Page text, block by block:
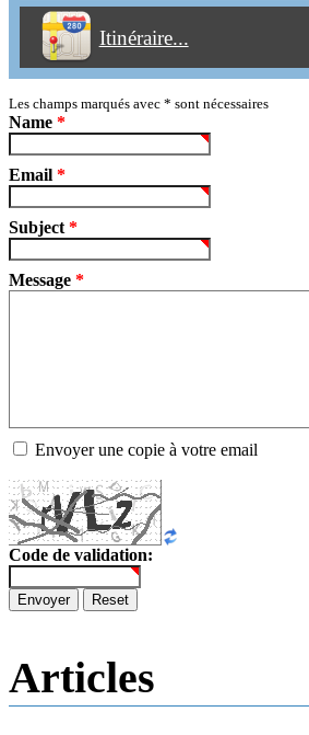
Itinéraire...
Éviter les péages
Partir! Reset
Les champs marqués avec * sont nécessaires
Name *
Email *
Subject *
Message *
Envoyer une copie à votre email
Code de validation:
Envoyer Reset
Articles